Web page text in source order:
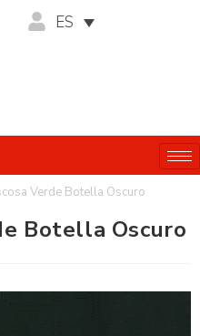
ES
Verde Botella Oscuro
Botella Oscuro